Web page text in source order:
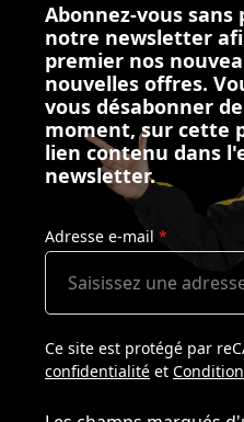
Abonnez-vous
notre newsletter
premier nos
nouvelles offres.
vous désabonner
moment, sur cette
lien contenu dans
newsletter.
Adresse e-mail *
Ce site est protégé par
confidentialité et